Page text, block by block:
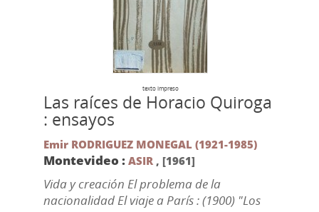
texto impreso
Las raíces de Horacio Quiroga
: ensayos
Emir RODRIGUEZ MONEGAL (1921-1985)
Montevideo : ASIR, [1961]
Vida y creación El problema de la
nacionalidad El viaje a París : (1900) "Los